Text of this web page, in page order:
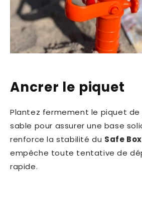
Ancrer le piquet
Plantez fermement le piquet de
sable pour assurer une base
renforce la stabilité du Safe
empêche toute tentative de
rapide.